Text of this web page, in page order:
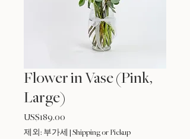
Flower in Vase (Pink,
Large)
US$189.00
격
제외: 부가세 Shipping or Pickup